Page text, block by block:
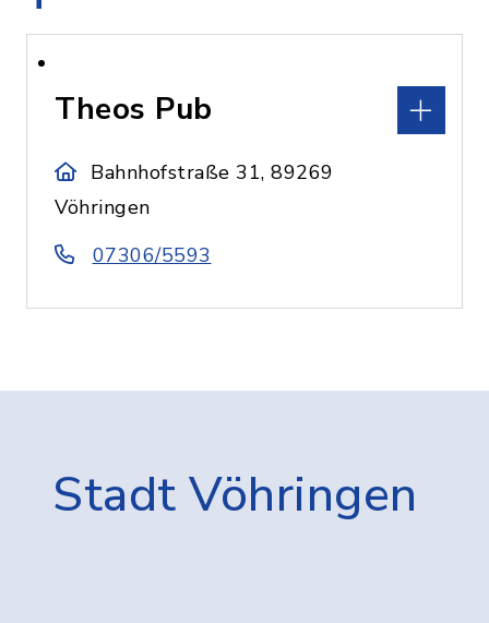
Theos Pub
Bahnhofstraße 31, 89269
Vöhringen
07306/5593
Stadt Vöhringen